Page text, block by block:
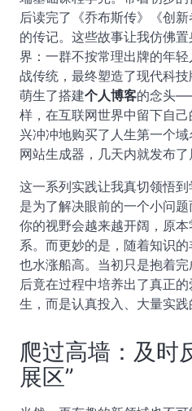
后读完了《乔布斯传》《创
的传记。这些故事让我仿佛
界：一群不按常理出牌的年
战传统，最终塑造了现代科
萌生了搭建个人博客的念头
样，在互联网世界中留下自
兴冲冲地购买了人生第一个
网站生成器，几天内就发布了
这一系列实践让我真切领悟到
是为了解决眼前的一个小问
你的视野会越来越开阔，原
系。而更妙的是，随着知识
也水涨船高。当初只是抱着
后竟在过程中培养出了真正
生，而是认真投入、大量实践
爬过高墙：及时
展区”